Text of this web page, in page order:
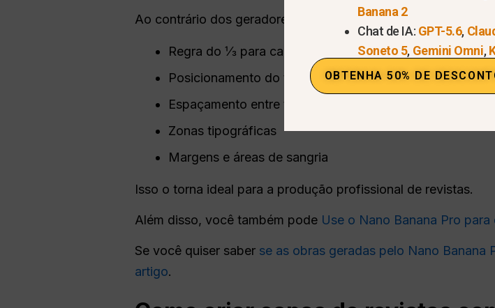
Ao contrário dos geradores de imagens simples, ele
Regra do ⅓ para capas
Posicionamento do tema herói
Espaçamento entre título e subtítulo
Zonas tipográficas
Margens e áreas de sangria
Isso o torna ideal para a produção profissional de revistas.
Além disso, você também pode Use o Nano Banana Pro
Se você quiser saber se as obras geradas pelo Nano Banana
artigo.
Banana 2
Chat de IA: GPT-5.6,
Soneto 5, Gemini Omni,
OBTENHA 50% DE